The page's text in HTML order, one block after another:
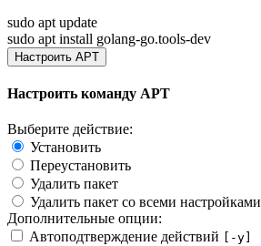
sudo apt update
sudo apt install golang-go.tools-dev
Настроить APT
Настроить команду APT
Выберите действие:
Установить
Переустановить
Удалить пакет
Удалить пакет со всеми настройками
Дополнительные опции:
Автоподтверждение действий
[-y]